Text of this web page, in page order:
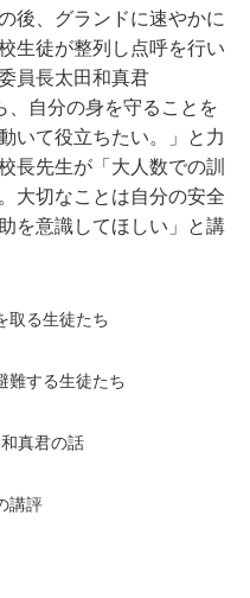
後、グランドに速やかに
生徒が整列し点呼を行い
員長太田和真君
、自分の身を守ることを
いて役立ちたい。」と力
長先生が「大人数での訓
大切なことは自分の安全
を意識してほしい」と講
取る生徒たち
難する生徒たち
真君の話
講評